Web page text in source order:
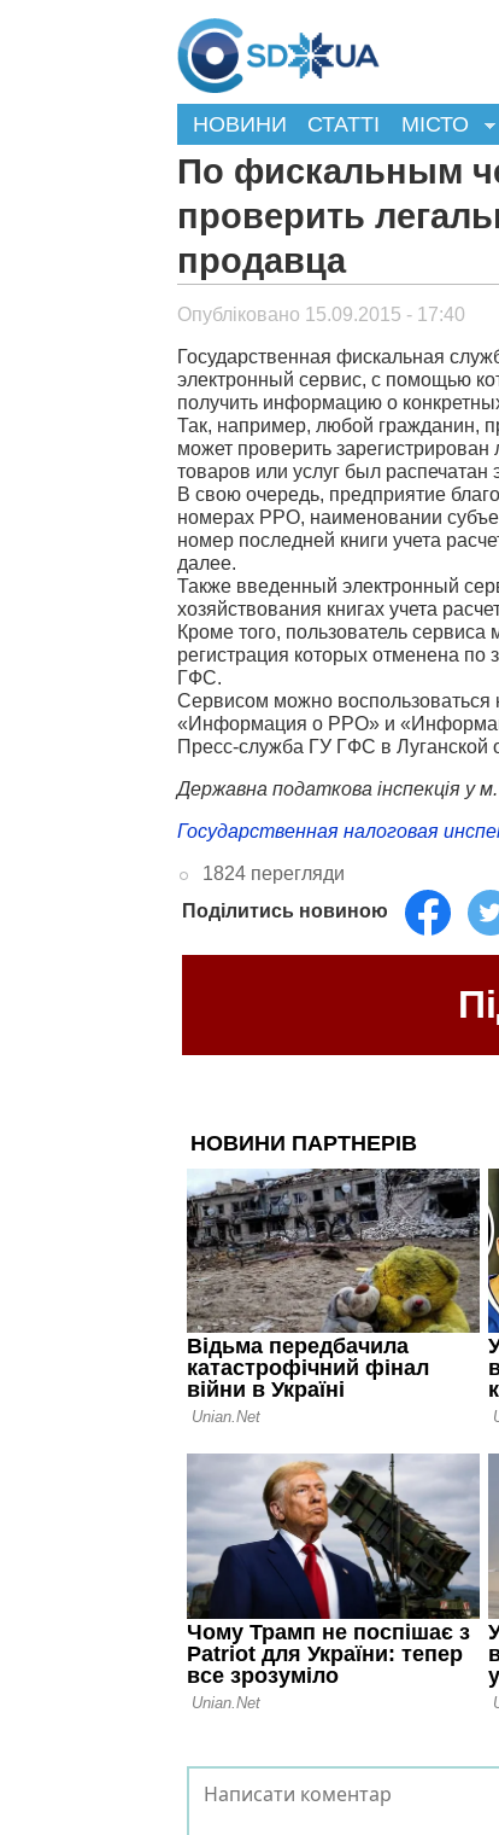
НОВИНИ СТАТТІ МІСТО
По фискальным
проверить
продавца
Опубліковано 15.09.2015 - 17:40
Государственная фискальная
электронный сервис, с помощью
получить информацию о
Так, например, любой гражданин,
может проверить
товаров или услуг был распечатан
В свою очередь, предприятие
номерах РРО, наименовании
номер последней книги учета
далее.
Также введенный электронный
хозяйствования книгах учета
Кроме того, пользователь
регистрация которых отменена по
ГФС.
Сервисом можно
«Информация о РРО» и
Пресс-служба ГУ ГФС в Луганской
Державна податкова інспекція у
Государственная налоговая
1824 перегляди
Поділитись новиною